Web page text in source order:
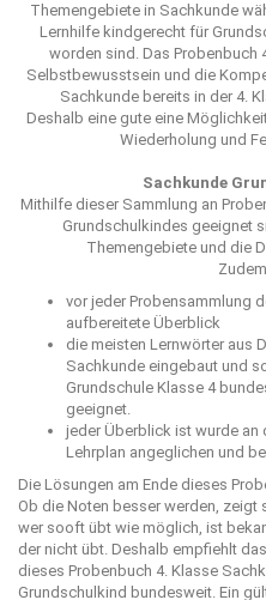
Themengebiete in Sachkunde
Lernhilfe kindgerecht für
worden sind. Das Probenbuch
Selbstbewusstsein und die
Sachkunde bereits in der 4.
Deshalb eine gute eine
Wiederholung und
Sachkunde
Mithilfe dieser Sammlung an
Grundschulkindes geeignet
Themengebiete und die
vor jeder Probensammlung
aufbereitete Überblick
die meisten Lernwörter aus
Sachkunde eingebaut und
Grundschule Klasse 4
geeignet.
jeder Überblick ist wurde an
Lehrplan angeglichen und
Die Lösungen am Ende dieses
Ob die Noten besser werden, zeigt
wer sooft übt wie möglich, ist
der nicht übt. Deshalb empfiehlt
dieses Probenbuch 4. Klasse
Grundschulkind bundesweit. Ein